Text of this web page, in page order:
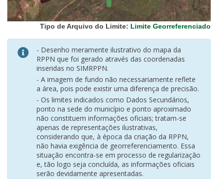
(IBGE)
Tipo de Arquivo do Limite: Limite Georreferenciado
- Desenho meramente ilustrativo do mapa da
RPPN que foi gerado através das coordenadas
inseridas no SIMRPPN.
- A imagem de fundo não necessariamente reflete
a área, pois pode existir uma diferença de precisão.
- Os limites indicados como Dados Secundários,
ponto na sede do município e ponto aproximado
não constituem informações oficiais; tratam-se
apenas de representações ilustrativas,
considerando que, à época da criação da RPPN,
não havia exigência de georreferenciamento. Essa
situação encontra-se em processo de regularização
e, tão logo seja concluída, as informações oficiais
serão devidamente apresentadas.